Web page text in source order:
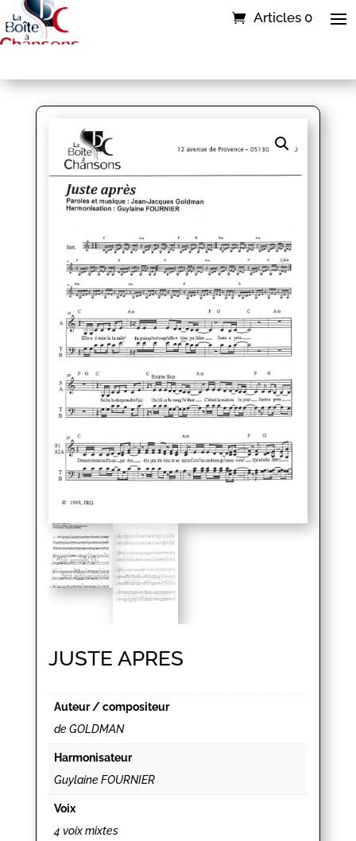
Articles 0
JUSTE APRES
Auteur / compositeur
de GOLDMAN
Harmonisateur
Guylaine FOURNIER
Voix
4 voix mixtes